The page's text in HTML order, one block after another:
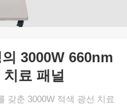
3000W 660nm
료 패널
갖춘 3000W 적색 광선 치료